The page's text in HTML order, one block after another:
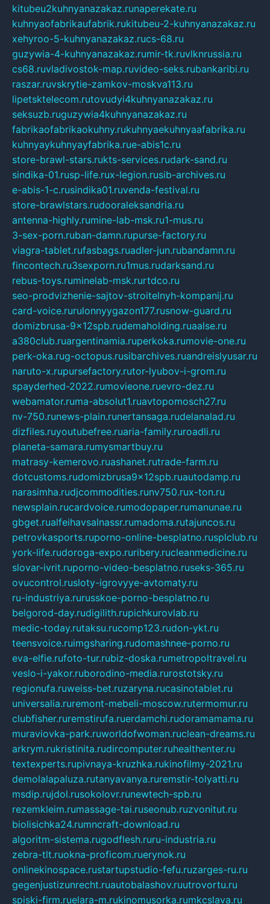
kitubeu2kuhnyanazakaz.runaperekate.ru
kuhnyaofabrikaufabrik.rukitubeu-2-kuhnyanazakaz.ru
xehyroo-5-kuhnyanazakaz.rucs-68.ru
guzywia-4-kuhnyanazakaz.rumir-tk.ruvlknrussia.ru
cs68.ruvladivostok-map.ruvideo-seks.rubankaribi.ru
raszar.ruvskrytie-zamkov-moskva113.ru
lipetsktelecom.rutovudyi4kuhnyanazakaz.ru
seksuzb.ruguzywia4kuhnyanazakaz.ru
fabrikaofabrikaokuhny.rukuhnyaekuhnyaafabrika.ru
kuhnyaykuhnyayfabrika.rue-abis1c.ru
store-brawl-stars.rukts-services.rudark-sand.ru
sindika-01.rusp-life.rux-legion.rusib-archives.ru
e-abis-1-c.rusindika01.ruvenda-festival.ru
store-brawlstars.rudooraleksandria.ru
antenna-highly.rumine-lab-msk.ru1-mus.ru
3-sex-porn.ruban-damn.rupurse-factory.ru
viagra-tablet.rufasbags.ruadler-jun.rubandamn.ru
fincontech.ru3sexporn.ru1mus.rudarksand.ru
rebus-toys.ruminelab-msk.rurtdco.ru
seo-prodvizhenie-sajtov-stroitelnyh-kompanij.ru
card-voice.rurulonnyygazon177.rusnow-guard.ru
domizbrusa-9x12spb.rudemaholding.ruaalse.ru
a380club.ruargentinamia.ruperkoka.rumovie-one.ru
perk-oka.rug-octopus.rusibarchives.ruandreislyusar.ru
naruto-x.rupursefactory.rutor-lyubov-i-grom.ru
spayderhed-2022.rumovieone.ruevro-dez.ru
webamator.ruma-absolut1.ruavtopomosch27.ru
nv-750.runews-plain.runertansaga.rudelanalad.ru
dizfiles.ruyoutubefree.ruaria-family.ruroadli.ru
planeta-samara.rumysmartbuy.ru
matrasy-kemerovo.ruashanet.rutrade-farm.ru
dotcustoms.rudomizbrusa9x12spb.ruautodamp.ru
narasimha.rudjcommodities.runv750.rux-ton.ru
newsplain.rucardvoice.rumodopaper.rumanunae.ru
gbget.rualfeihavsalnassr.rumadoma.rutajuncos.ru
petrovkasports.ruporno-online-besplatno.rusplclub.ru
york-life.rudoroga-expo.ruribery.rucleanmedicine.ru
slovar-ivrit.ruporno-video-besplatno.ruseks-365.ru
ovucontrol.rusloty-igrovyye-avtomaty.ru
ru-industriya.rurusskoe-porno-besplatno.ru
belgorod-day.rudigilith.rupichkurovlab.ru
medic-today.rutaksu.rucomp123.rudon-ykt.ru
teensvoice.ruimgsharing.rudomashnee-porno.ru
eva-elfie.rufoto-tur.rubiz-doska.rumetropoltravel.ru
veslo-i-yakor.ruborodino-media.rurostotsky.ru
regionufa.ruweiss-bet.ruzaryna.rucasinotablet.ru
universalia.ruremont-mebeli-moscow.rutermomur.ru
clubfisher.ruremstirufa.ruerdamchi.rudoramamama.ru
muraviovka-park.ruworldofwoman.ruclean-dreams.ru
arkrym.rukristinita.rudircomputer.ruhealthenter.ru
textexperts.rupivnaya-kruzhka.rukinofilmy-2021.ru
demolalapaluza.rutanyavanya.ruremstir-tolyatti.ru
msdip.rujdol.rusokolovr.runewtech-spb.ru
rezemkleim.rumassage-tai.ruseonub.ruzvonitut.ru
biolisichka24.rumncraft-download.ru
algoritm-sistema.rugodflesh.ruru-industria.ru
zebra-tlt.ruokna-proficom.ruerynok.ru
onlinekinospace.rustartupstudio-fefu.ruzarges-ru.ru
gegenjustizunrecht.ruautobalashov.ruutrovortu.ru
spiski-firm.ruelara-m.rukinomusorka.rumkcslava.ru